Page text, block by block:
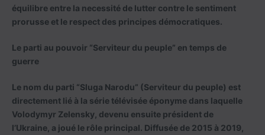
équilibre entre la necessité de lutter contre le sentiment
prorusse et le respect des principes démocratiques.
Le parti au pouvoir “Serviteur du peuple” en temps de
guerre
Le nom du parti “Sluga Narodu” (Serviteur du peuple) est
directement lié à la série télévisée éponyme dans laquelle
Volodymyr Zelensky, devenu ensuite président de
l’Ukraine, a joué le rôle principal. Diffusée de 2015 à 2019,